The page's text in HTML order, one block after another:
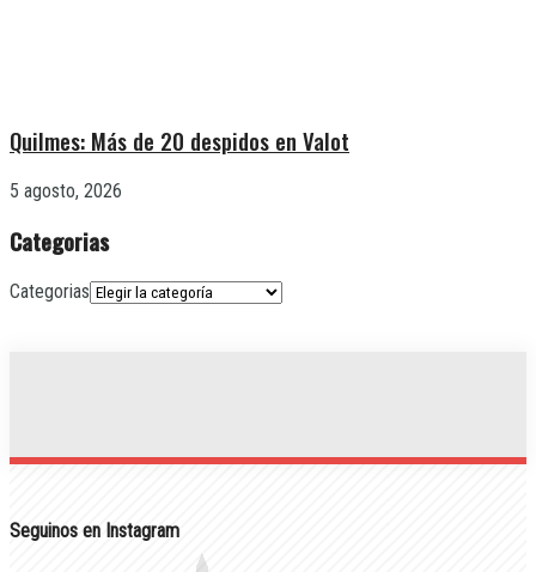
Quilmes: Más de 20 despidos en Valot
5 agosto, 2026
Categorias
Categorias
Seguinos en Instagram